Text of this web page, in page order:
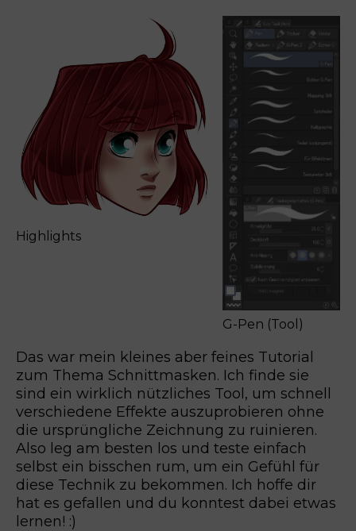
Highlights
G-Pen (Tool)
Das war mein kleines aber feines Tutorial
zum Thema Schnittmasken. Ich finde sie
sind ein wirklich nützliches Tool, um schnell
verschiedene Effekte auszuprobieren ohne
die ursprüngliche Zeichnung zu ruinieren.
Also leg am besten los und teste einfach
selbst ein bisschen rum, um ein Gefühl für
diese Technik zu bekommen. Ich hoffe dir
hat es gefallen und du konntest dabei etwas
lernen! :)